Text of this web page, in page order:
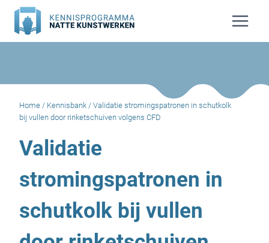
Doorgaan
naar
inhoud
Home / Kennisbank / Validatie stromingspatronen in schutkolk
bij vullen door rinketschuiven volgens CFD
Validatie
stromingspatronen in
schutkolk bij vullen